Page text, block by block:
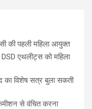
की पहली महिला आयुक्त
एथलीट्स को महिला
का विशेष सत्र बुला सकती
से वंचित करना